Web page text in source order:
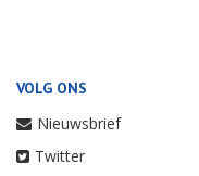
VOLG ONS
Nieuwsbrief
Twitter